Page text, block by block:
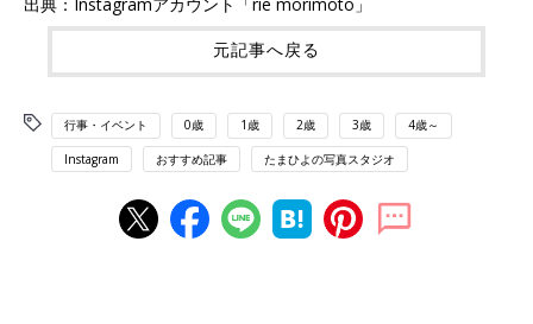
元記事へ戻る
行事・イベント 0歳 1歳 2歳 3歳 4歳～
Instagram おすすめ記事 たまひよの写真スタジオ